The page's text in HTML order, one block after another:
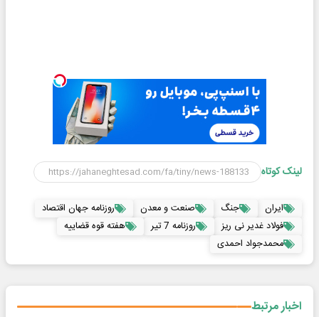
لینک کوتاه
ایران جنگ صنعت و معدن
روزنامه جهان اقتصاد
فولاد غدیر نی ریز
روزنامه 7 تیر
هفته قوه قضاییه
محمدجواد احمدی
اخبار مرتبط